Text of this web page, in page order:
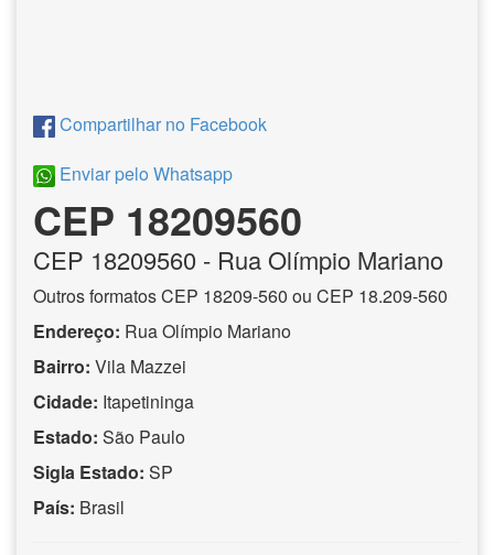
Compartilhar no Facebook
Enviar pelo Whatsapp
CEP 18209560
CEP 18209560 - Rua Olímpio Mariano
Outros formatos CEP 18209-560 ou CEP 18.209-560
Endereço: Rua Olímpio Mariano
Bairro: Vila Mazzei
Cidade: Itapetininga
Estado: São Paulo
Sigla Estado: SP
País: Brasil